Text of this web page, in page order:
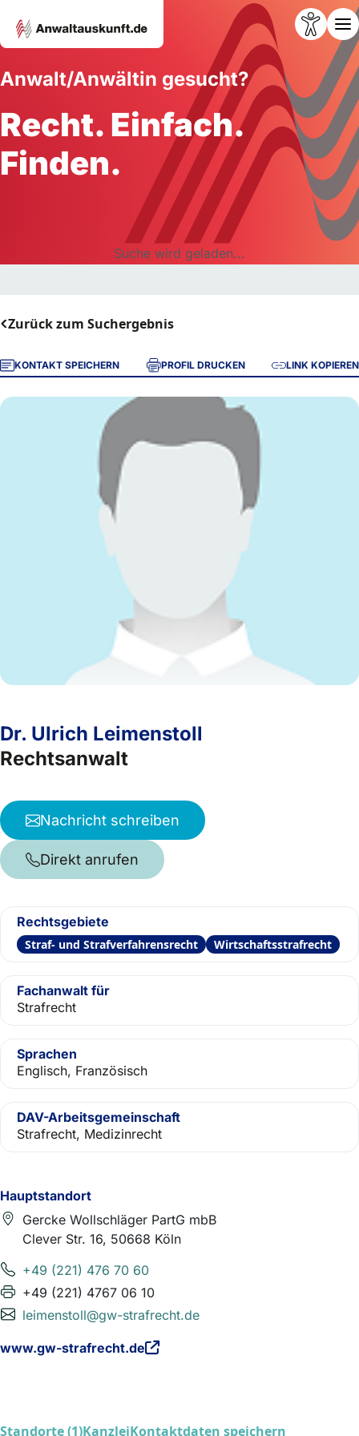
Anwalt/Anwältin gesucht?
Recht. Einfach.
Finden.
Suche wird geladen...
Zurück zum Suchergebnis
KONTAKT SPEICHERN PROFIL DRUCKEN LINK KOPIEREN
Hauptstandort
Gercke Wollschläger PartG mbB
Clever Str. 16, 50668 Köln
+49 (221) 476 70 60
+49 (221) 4767 06 10
leimenstoll@gw-strafrecht.de
www.gw-strafrecht.de
Dr. Ulrich Leimenstoll
Rechtsanwalt
Nachricht schreiben
Direkt anrufen
Rechtsgebiete
Straf- und Strafverfahrensrecht Wirtschaftsstrafrecht
Fachanwalt für
Strafrecht
Sprachen
Englisch, Französisch
DAV-Arbeitsgemeinschaft
Strafrecht, Medizinrecht
Standorte (1)KanzleiKontaktdaten speichern